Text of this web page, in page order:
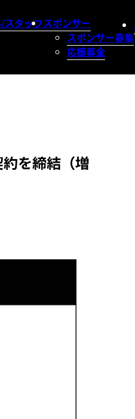
スタッフスポンサー
スポンサー募集
応援募金
を締結（増